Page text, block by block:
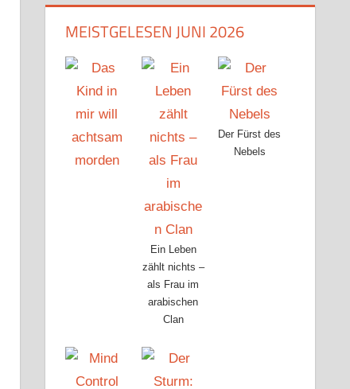
MEISTGELESEN JUNI 2026
Ein Leben
zählt nichts –
als Frau im
arabischen
Clan
Der Fürst des
Nebels